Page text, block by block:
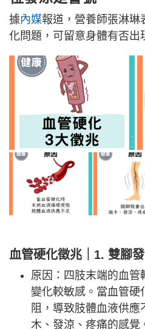
據內媒報道，營養師張淋琳
化問題，可留意身體有否出
血管硬化徵兆｜1. 雙腳
原因：四肢末端的血管
變化較敏感。當血管硬
阻，導致肢體血液供
木、發涼、疼痛的感覺